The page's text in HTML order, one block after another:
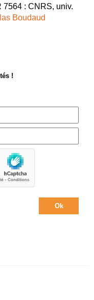
7564 : CNRS, univ.
Boudaud
!